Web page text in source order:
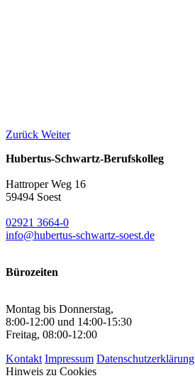
Zurück Weiter
Hubertus-Schwartz-Berufskolleg
Hattroper Weg 16
59494 Soest
02921 3664-0
info@hubertus-schwartz-soest.de
Bürozeiten
Montag bis Donnerstag,
8:00-12:00 und 14:00-15:30
Freitag, 08:00-12:00
Kontakt Impressum Datenschutzerklärung
Hinweis zu Cookies